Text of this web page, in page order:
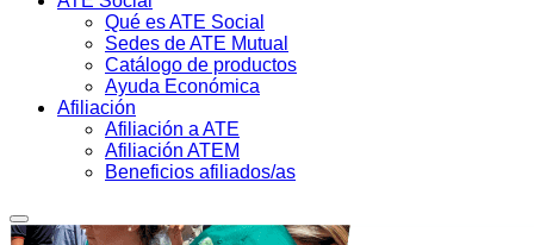
Qué es ATE Social
Sedes de ATE Mutual
Catálogo de productos
Ayuda Económica
Afiliación
Afiliación a ATE
Afiliación ATEM
Beneficios afiliados/as